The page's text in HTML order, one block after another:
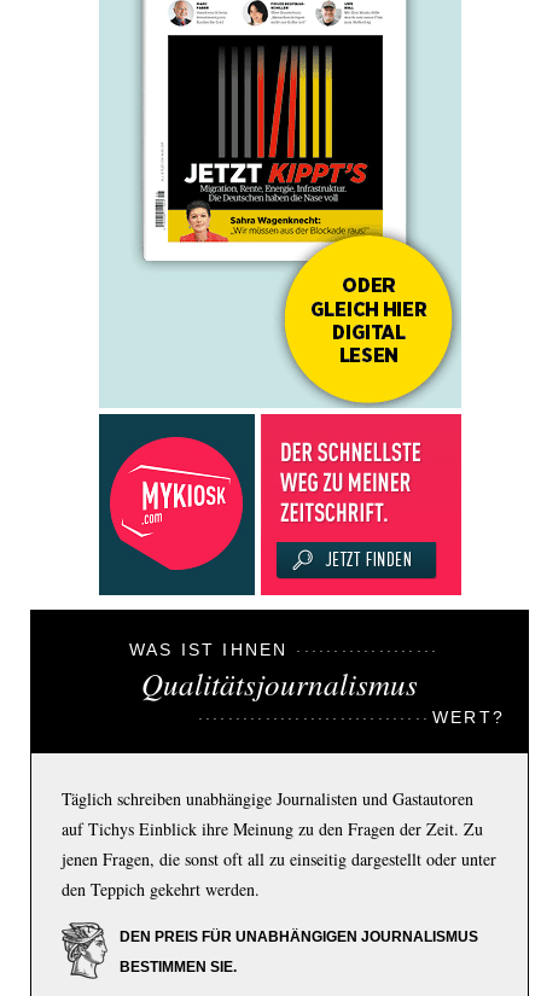
WAS IST IHNEN
Qualitätsjournalismus
WERT?
Täglich schreiben unabhängige Journalisten und Gastautoren
auf Tichys Einblick ihre Meinung zu den Fragen der Zeit. Zu
jenen Fragen, die sonst oft all zu einseitig dargestellt oder unter
den Teppich gekehrt werden.
DEN PREIS FÜR UNABHÄNGIGEN JOURNALISMUS
BESTIMMEN SIE.